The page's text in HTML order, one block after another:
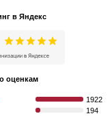
в Яндекс
оценкам
1922
194